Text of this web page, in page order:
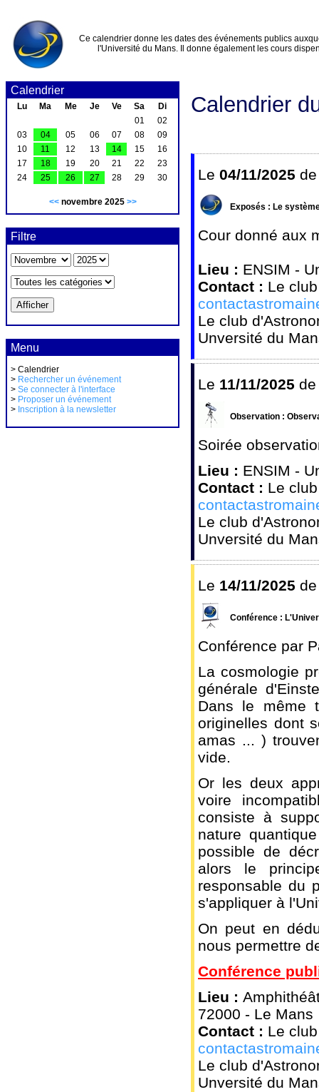
Ce calendrier donne les dates des événements publics
l'Université du Mans. Il donne également les cours
Calendrier
Lu Ma Me Je Ve Sa
Di
01
02
03
04 05 06 07 08
09
10
11 12 13 14 15
16
17
18 19 20 21 22
23
24
25 26 27 28 29 30
<<novembre 2025 >>
Filtre
Menu
> Calendrier
> Rechercher un événement
> Se connecter à l'interface
> Proposer un événement
> Inscription à la newsletter
Calendrier
Le 04/11/2025
Exposés : Le
Cour donné aux
Lieu : ENSIM -
Contact : Le
Le club
Unversité du
Le 11/11/2025
Observation :
Soirée
Lieu : ENSIM -
Contact : Le
Le club
Unversité du
Le 14/11/2025
Conférence :
Conférence par
La cosmologie
générale
Dans le même
originelles dont
amas ... )
vide.
Or les deux
voire
consiste à
nature
possible de
alors le
responsable du
s'appliquer à
On peut en
nous permettre
Conférence
Lieu :
72000 - Le Mans
Contact : Le
Le club
Unversité du